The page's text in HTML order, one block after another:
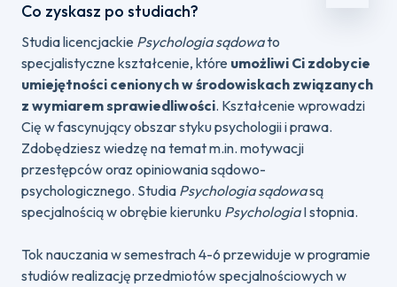
Co zyskasz po studiach?
Studia licencjackie Psychologia sądowato
specjalistyczne kształcenie, które umożliwi Ci zdobycie
umiejętności cenionych w środowiskach związanych
z wymiarem sprawiedliwości. Kształcenie wprowadzi
Cię w fascynujący obszar styku psychologii i prawa.
Zdobędziesz wiedzę na temat m.in. motywacji
przestępców oraz opiniowania sądowo-
psychologicznego. Studia Psychologia sądowasą
specjalnością w obrębie kierunku PsychologiaI stopnia.
Tok nauczania w semestrach 4-6 przewiduje w programie
studiów realizację przedmiotów specjalnościowych w